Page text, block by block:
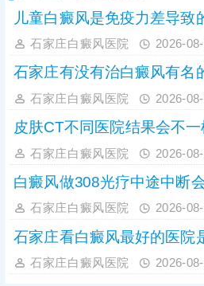
儿童白癜风是免疫力差导致
石家庄白癜风医院 2026-
石家庄有没有治白癜风有名
石家庄白癜风医院 2026-
皮肤CT不同医院结果会不
石家庄白癜风医院 2026-
白癜风做308光疗中途中断
石家庄白癜风医院 2026-
石家庄看白癜风最好的医院
石家庄白癜风医院 2026-